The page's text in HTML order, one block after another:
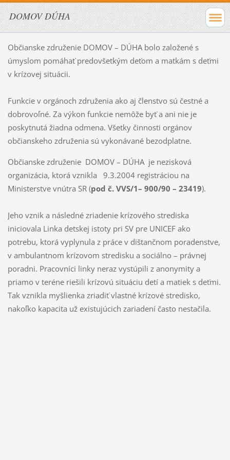
DOMOV DÚHA
Občianske združenie DOMOV – DÚHA bolo založené s
úmyslom pomáhať predovšetkým deťom a matkám s deťmi
v krízovej situácii.
Funkcie v orgánoch združenia ako aj členstvo sú čestné a
dobrovoľné. Za výkon funkcie nemôže byť a ani nie je
poskytnutá žiadna odmena. Všetky činnosti orgánov
občianskeho združenia sú vykonávané bezodplatne.
Občianske združenie DOMOV – DÚHA je nezisková
organizácia, ktorá vznikla 9.3.2004 registráciou na
Ministerstve vnútra SR (pod č. VVS/1– 900/90 – 23419).
Jeho vznik a následné zriadenie krízového strediska
iniciovala Linka detskej istoty pri SV pre UNICEF ako
potrebu, ktorá vyplynula z práce v dištančnom poradenstve,
v ambulantnom krízovom stredisku a sociálno – právnej
poradni. Pracovníci linky neraz vystúpili z anonymity a
priamo v teréne riešili krízovú situáciu detí a matiek s deťmi.
Tak vznikla myšlienka zriadiť vlastné krízové stredisko,
nakoľko kapacita už existujúcich zariadení často nestačila.